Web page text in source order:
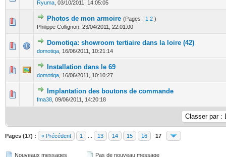
Ryuma 03/10/2011, 14:05:05
Photos de mon armoire (Pages : 1 2 )
Philippe Collignon, 23/04/2011, 22:01:00
0 Votes - 0 sur 5 en moyenne
12345
Domotiqa: showroom tertiaire dans la loire (42)
domotiqa 16/06/2011, 10:21:14
1 Votes - 5 sur 5 en moyenne
12345
Installation dans le 69
domotiqa 16/06/2011, 10:10:27
1 Votes - 5 sur 5 en moyenne
1234
Implantation des boutons de commande
fma38 09/06/2011, 14:20:18
1 Votes - 1 sur 5 en moyenne
12345
Pages (17) : « Précédent 1 13 14 15 16 17
Nouveaux messages Pas de nouveau message